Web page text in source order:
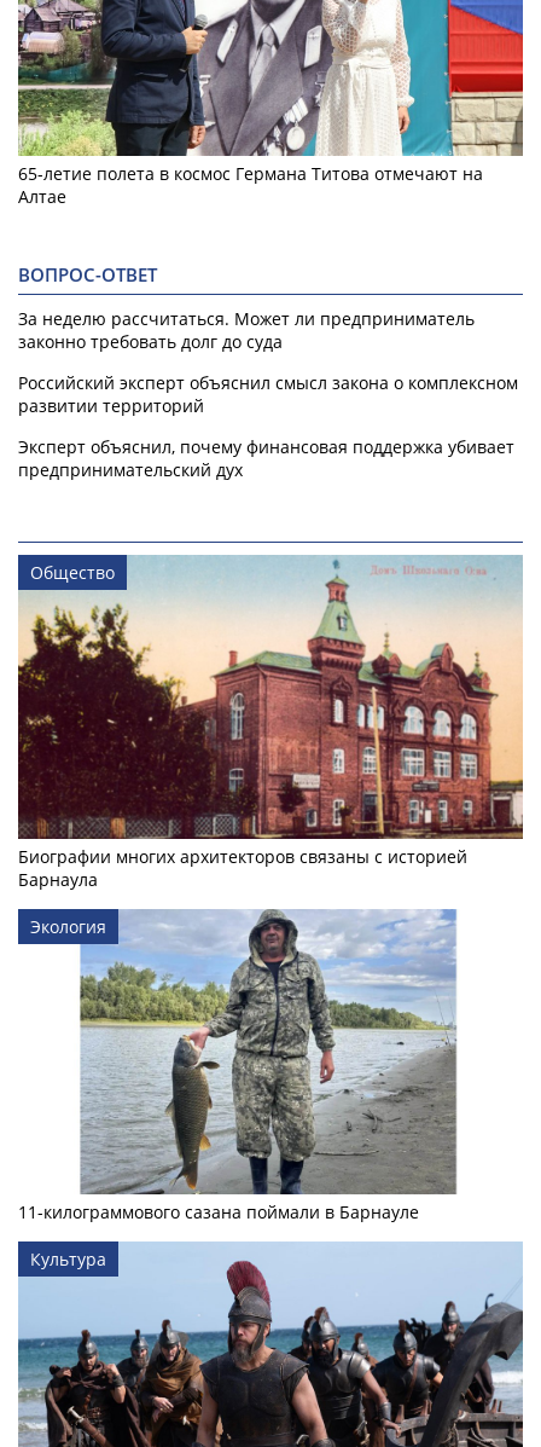
65-летие полета в космос Германа Титова отмечают на
Алтае
ВОПРОС-ОТВЕТ
За неделю рассчитаться. Может ли предприниматель
законно требовать долг до суда
Российский эксперт объяснил смысл закона о комплексном
развитии территорий
Эксперт объяснил, почему финансовая поддержка убивает
предпринимательский дух
Общество
Биографии многих архитекторов связаны с историей
Барнаула
Экология
11-килограммового сазана поймали в Барнауле
Культура